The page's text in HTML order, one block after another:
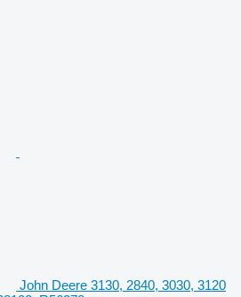
John Deere 3130, 2840, 3030, 3120